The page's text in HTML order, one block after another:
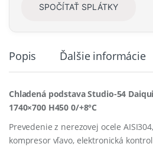
SPOČÍTAŤ SPLÁTKY
Popis Ďalšie informácie
Chladená podstava Studio-54
1740×700 H450 0/+8°C
Prevedenie z nerezovej ocele
kompresor vľavo, elektronická